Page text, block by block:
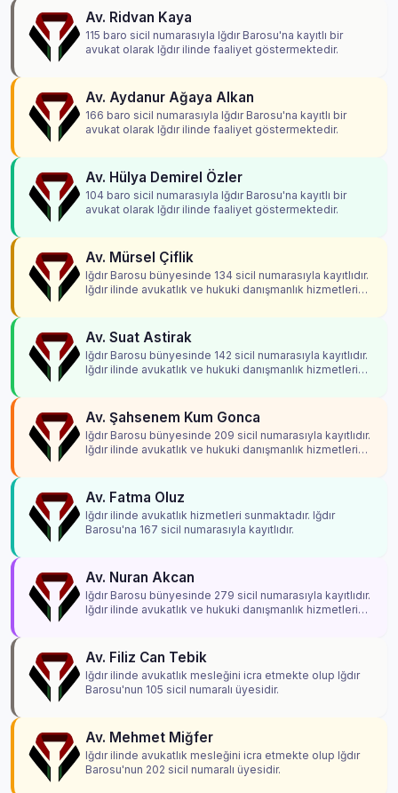
Av. Ridvan Kaya
115 baro sicil numarasıyla Iğdır Barosu'na kayıtlı bir
avukat olarak Iğdır ilinde faaliyet göstermektedir.
Av. Aydanur Ağaya Alkan
166 baro sicil numarasıyla Iğdır Barosu'na kayıtlı bir
avukat olarak Iğdır ilinde faaliyet göstermektedir.
Av. Hülya Demirel Özler
104 baro sicil numarasıyla Iğdır Barosu'na kayıtlı bir
avukat olarak Iğdır ilinde faaliyet göstermektedir.
Av. Mürsel Çiflik
Iğdır Barosu bünyesinde 134 sicil numarasıyla kayıtlıdır.
Iğdır ilinde avukatlık ve hukuki danışmanlık hizmetleri
Av. Suat Astirak
Iğdır Barosu bünyesinde 142 sicil numarasıyla kayıtlıdır.
Iğdır ilinde avukatlık ve hukuki danışmanlık hizmetleri
Av. Şahsenem Kum Gonca
Iğdır Barosu bünyesinde 209 sicil numarasıyla kayıtlıdır.
Iğdır ilinde avukatlık ve hukuki danışmanlık hizmetleri
Av. Fatma Oluz
Iğdır ilinde avukatlık hizmetleri sunmaktadır. Iğdır
Barosu'na 167 sicil numarasıyla kayıtlıdır.
Av. Nuran Akcan
Iğdır Barosu bünyesinde 279 sicil numarasıyla kayıtlıdır.
Iğdır ilinde avukatlık ve hukuki danışmanlık hizmetleri
Av. Filiz Can Tebik
Iğdır ilinde avukatlık mesleğini icra etmekte olup Iğdır
Barosu'nun 105 sicil numaralı üyesidir.
Av. Mehmet Miğfer
Iğdır ilinde avukatlık mesleğini icra etmekte olup Iğdır
Barosu'nun 202 sicil numaralı üyesidir.